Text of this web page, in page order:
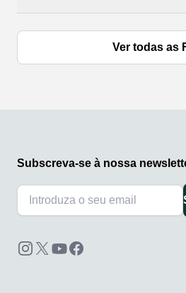
Ver todas as
Subscreva-se à nossa